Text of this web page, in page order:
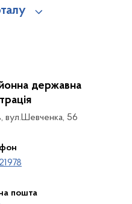
державна
вул.Шевченка, 56
пошта